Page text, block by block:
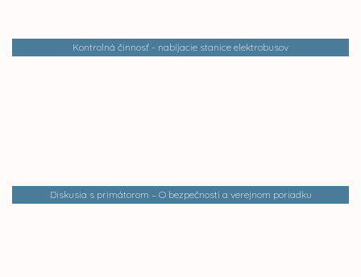
Kontrolná činnosť - nabíjacie stanice elektrobusov
Diskusia s primátorom – O bezpečnosti a verejnom poriadku